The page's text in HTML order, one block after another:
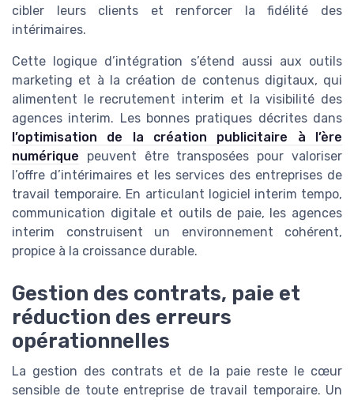
cibler leurs clients et renforcer la fidélité des
intérimaires.
Cette logique d’intégration s’étend aussi aux outils
marketing et à la création de contenus digitaux, qui
alimentent le recrutement interim et la visibilité des
agences interim. Les bonnes pratiques décrites dans
l’optimisation de la création publicitaire à l’ère
numérique peuvent être transposées pour valoriser
l’offre d’intérimaires et les services des entreprises de
travail temporaire. En articulant logiciel interim tempo,
communication digitale et outils de paie, les agences
interim construisent un environnement cohérent,
propice à la croissance durable.
Gestion des contrats, paie et
réduction des erreurs
opérationnelles
La gestion des contrats et de la paie reste le cœur
sensible de toute entreprise de travail temporaire. Un